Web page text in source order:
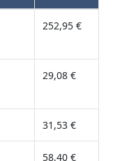
252,95 €
29,08 €
31,53 €
58,40 €